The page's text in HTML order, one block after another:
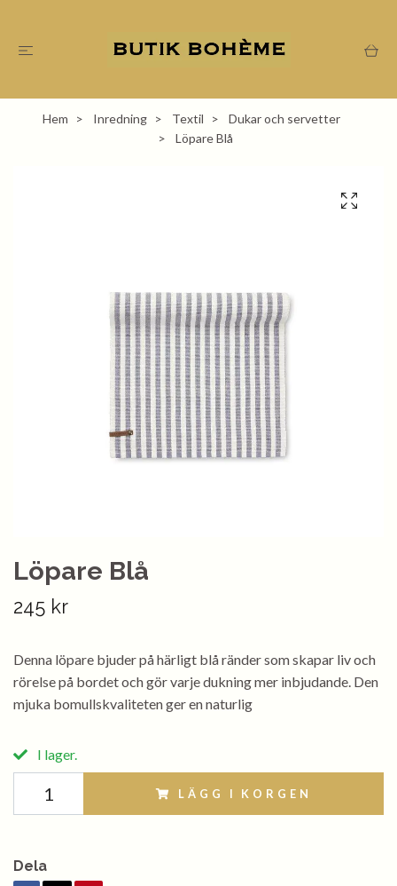
Hem Inredning Textil
Dukar och servetter
Löpare Blå
Löpare Blå
245 kr
Denna löpare bjuder på härligt blå ränder som skapar liv och
rörelse på bordet och gör varje dukning mer inbjudande. Den
mjuka bomullskvaliteten ger en naturlig
I lager.
LÄGG I KORGEN
Dela